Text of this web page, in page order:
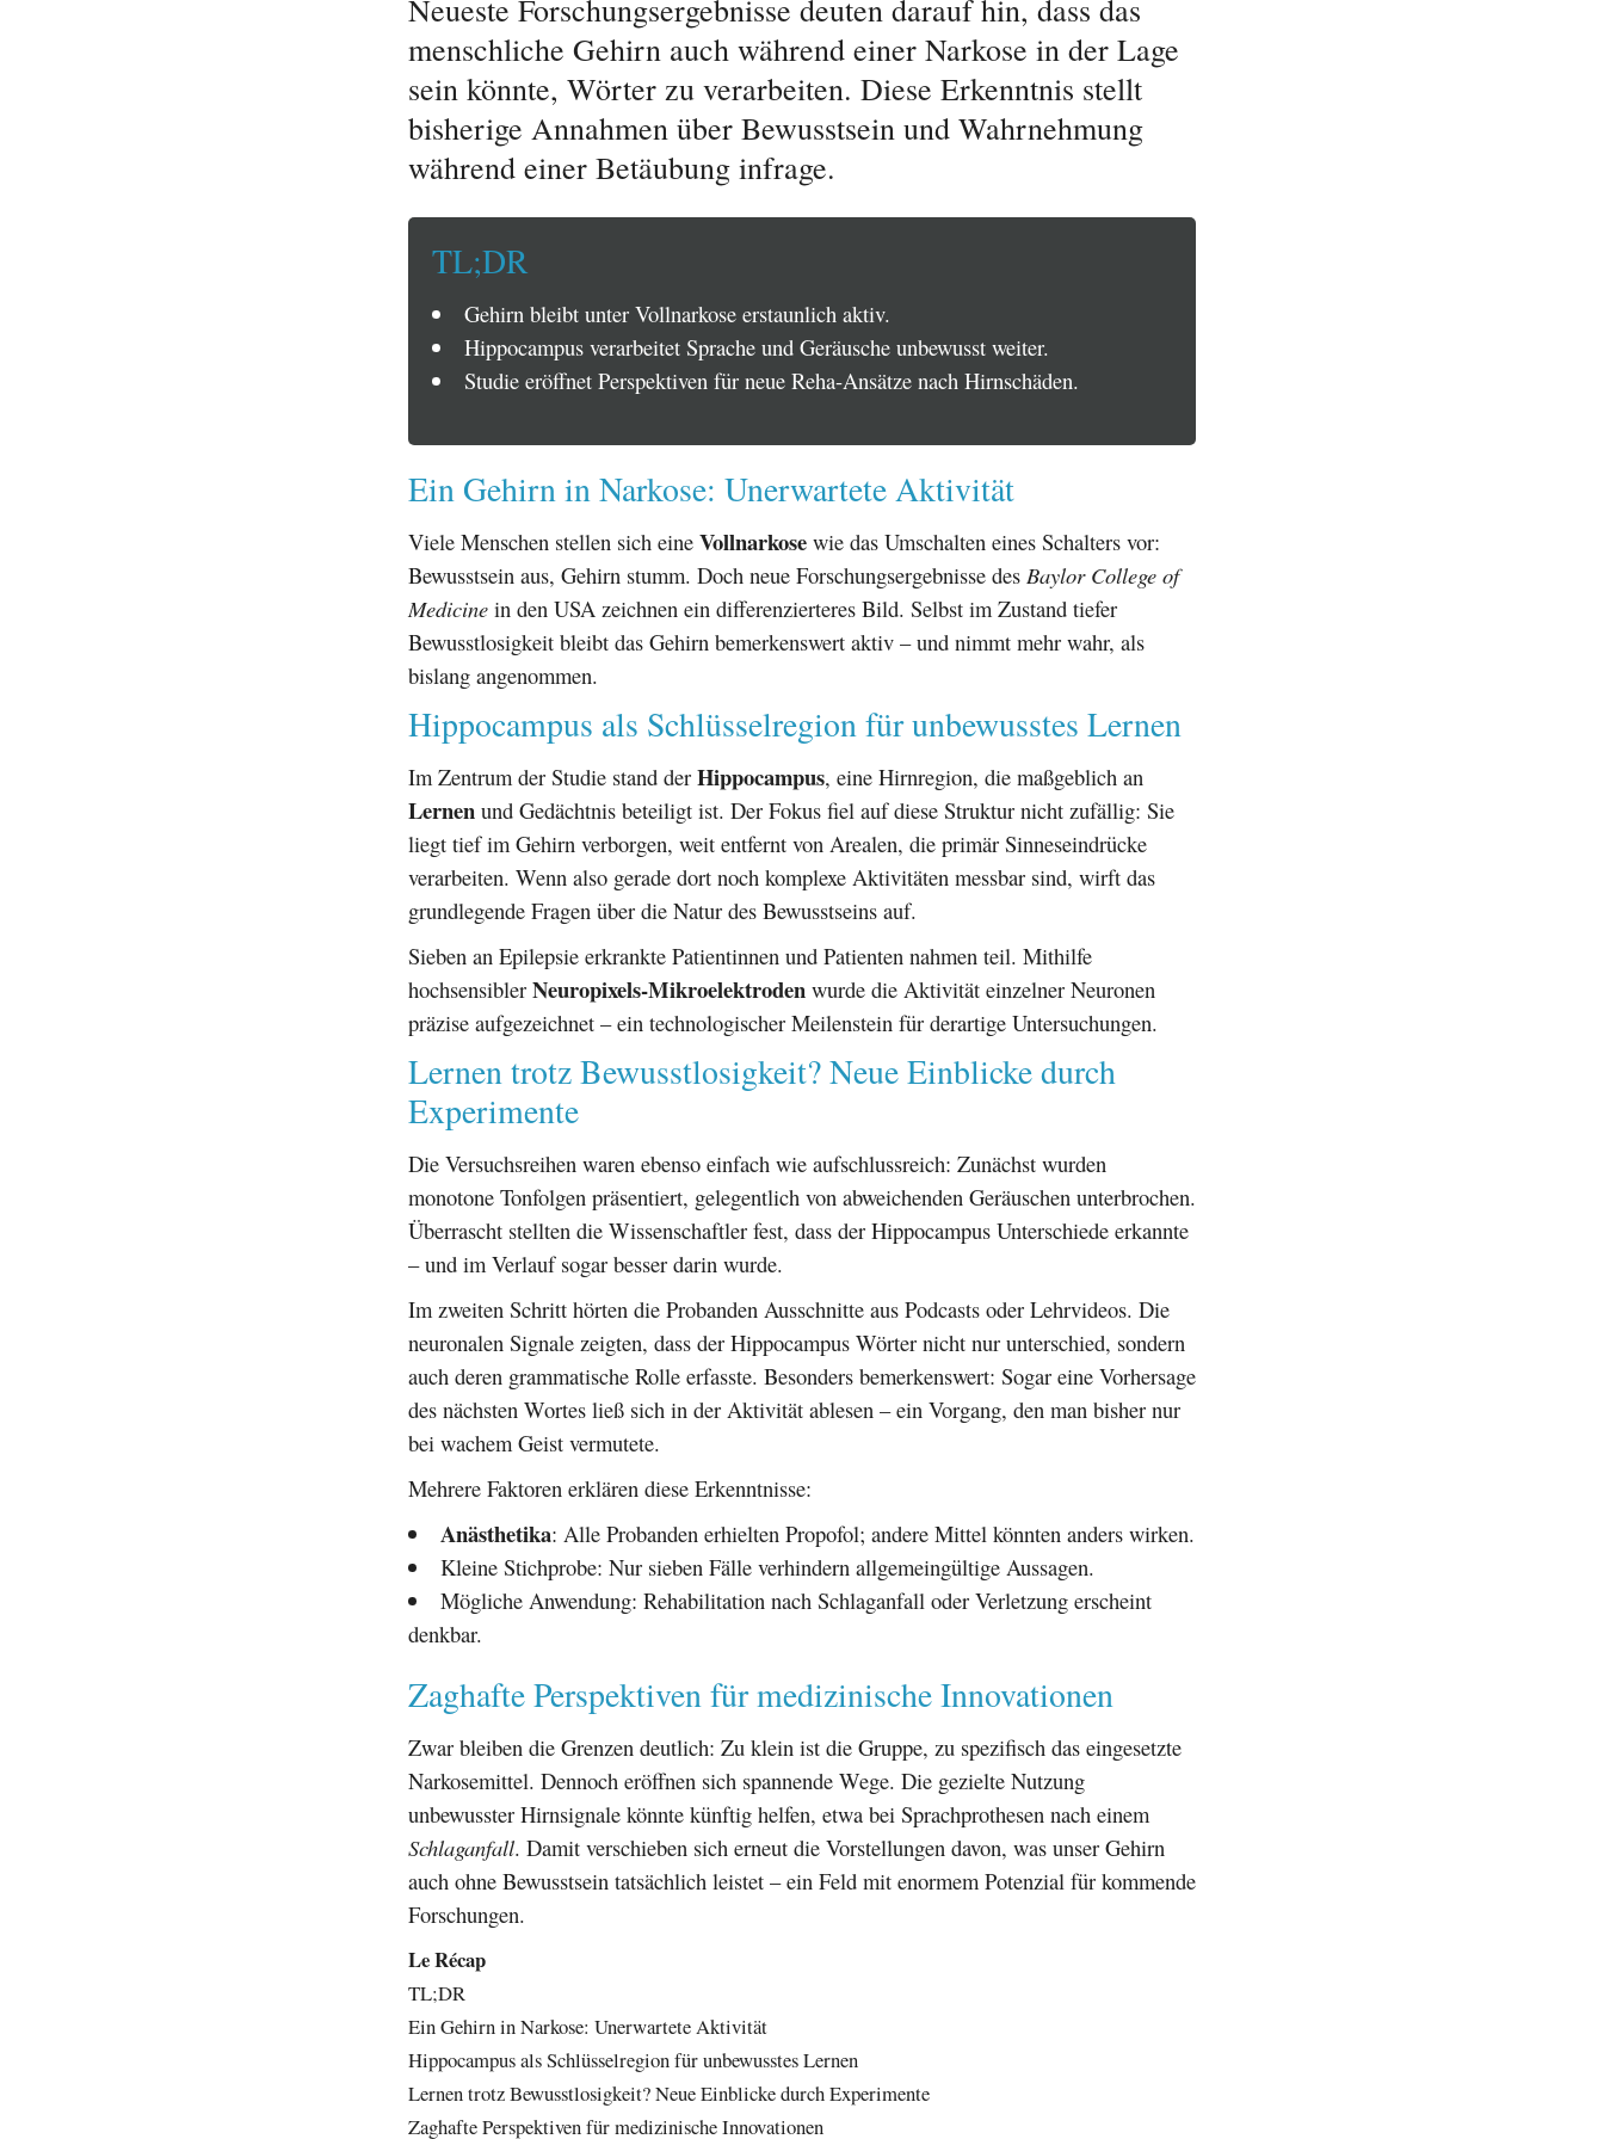
Neueste Forschungsergebnisse deuten darauf hin, dass das
menschliche Gehirn auch während einer Narkose in der Lage
sein könnte, Wörter zu verarbeiten. Diese Erkenntnis stellt
bisherige Annahmen über Bewusstsein und Wahrnehmung
während einer Betäubung infrage.
TL;DR
Gehirn bleibt unter Vollnarkose erstaunlich aktiv.
Hippocampus verarbeitet Sprache und Geräusche unbewusst weiter.
Studie eröffnet Perspektiven für neue Reha-Ansätze nach Hirnschäden.
Ein Gehirn in Narkose: Unerwartete Aktivität
Viele Menschen stellen sich eine Vollnarkose wie das Umschalten eines Schalters vor:
Bewusstsein aus, Gehirn stumm. Doch neue Forschungsergebnisse des Baylor College of
Medicine in den USA zeichnen ein differenzierteres Bild. Selbst im Zustand tiefer
Bewusstlosigkeit bleibt das Gehirn bemerkenswert aktiv – und nimmt mehr wahr, als
bislang angenommen.
Hippocampus als Schlüsselregion für unbewusstes Lernen
Im Zentrum der Studie stand der Hippocampus, eine Hirnregion, die maßgeblich an
Lernen und Gedächtnis beteiligt ist. Der Fokus fiel auf diese Struktur nicht zufällig: Sie
liegt tief im Gehirn verborgen, weit entfernt von Arealen, die primär Sinneseindrücke
verarbeiten. Wenn also gerade dort noch komplexe Aktivitäten messbar sind, wirft das
grundlegende Fragen über die Natur des Bewusstseins auf.
Sieben an Epilepsie erkrankte Patientinnen und Patienten nahmen teil. Mithilfe
hochsensibler Neuropixels-Mikroelektroden wurde die Aktivität einzelner Neuronen
präzise aufgezeichnet – ein technologischer Meilenstein für derartige Untersuchungen.
Lernen trotz Bewusstlosigkeit? Neue Einblicke durch
Experimente
Die Versuchsreihen waren ebenso einfach wie aufschlussreich: Zunächst wurden
monotone Tonfolgen präsentiert, gelegentlich von abweichenden Geräuschen unterbrochen.
Überrascht stellten die Wissenschaftler fest, dass der Hippocampus Unterschiede erkannte
– und im Verlauf sogar besser darin wurde.
Im zweiten Schritt hörten die Probanden Ausschnitte aus Podcasts oder Lehrvideos. Die
neuronalen Signale zeigten, dass der Hippocampus Wörter nicht nur unterschied, sondern
auch deren grammatische Rolle erfasste. Besonders bemerkenswert: Sogar eine Vorhersage
des nächsten Wortes ließ sich in der Aktivität ablesen – ein Vorgang, den man bisher nur
bei wachem Geist vermutete.
Mehrere Faktoren erklären diese Erkenntnisse:
Anästhetika: Alle Probanden erhielten Propofol; andere Mittel könnten anders wirken.
Kleine Stichprobe: Nur sieben Fälle verhindern allgemeingültige Aussagen.
Mögliche Anwendung: Rehabilitation nach Schlaganfall oder Verletzung erscheint
denkbar.
Zaghafte Perspektiven für medizinische Innovationen
Zwar bleiben die Grenzen deutlich: Zu klein ist die Gruppe, zu spezifisch das eingesetzte
Narkosemittel. Dennoch eröffnen sich spannende Wege. Die gezielte Nutzung
unbewusster Hirnsignale könnte künftig helfen, etwa bei Sprachprothesen nach einem
Schlaganfall. Damit verschieben sich erneut die Vorstellungen davon, was unser Gehirn
auch ohne Bewusstsein tatsächlich leistet – ein Feld mit enormem Potenzial für kommende
Forschungen.
Le Récap
TL;DR
Ein Gehirn in Narkose: Unerwartete Aktivität
Hippocampus als Schlüsselregion für unbewusstes Lernen
Lernen trotz Bewusstlosigkeit? Neue Einblicke durch Experimente
Zaghafte Perspektiven für medizinische Innovationen